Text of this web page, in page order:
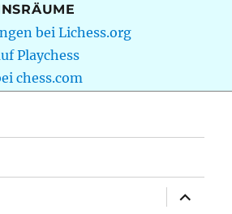
bei Lichess.org
Playchess
chess.com
öffnen